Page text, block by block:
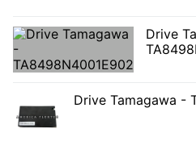
Drive
Drive Tamagawa -